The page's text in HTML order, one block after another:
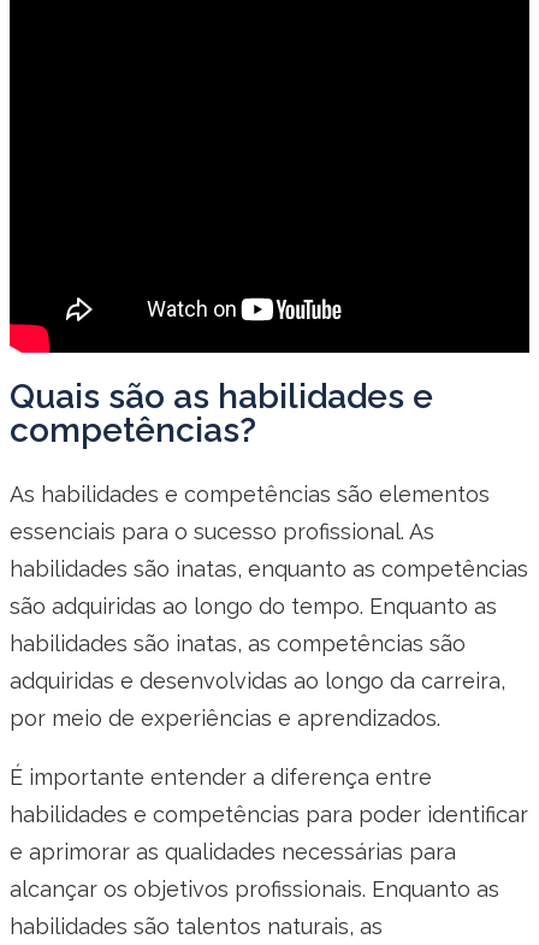
Quais são as habilidades e
competências?
As habilidades e competências são elementos
essenciais para o sucesso profissional. As
habilidades são inatas, enquanto as competências
são adquiridas ao longo do tempo. Enquanto as
habilidades são inatas, as competências são
adquiridas e desenvolvidas ao longo da carreira,
por meio de experiências e aprendizados.
É importante entender a diferença entre
habilidades e competências para poder identificar
e aprimorar as qualidades necessárias para
alcançar os objetivos profissionais. Enquanto as
habilidades são talentos naturais, as